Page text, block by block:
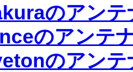
のアンテ
のアンテ
のアンテ